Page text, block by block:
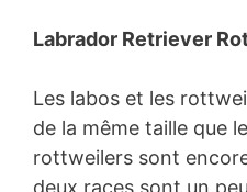
Labrador Retriever
Les labos et les
de la même taille que
rottweilers sont
deux races sont un